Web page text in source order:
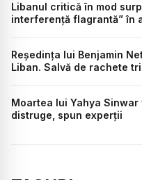
Libanul critică în mod
interferență flagrantă” în
Reședința lui Benjamin
Liban. Salvă de rachete
Moartea lui Yahya
distruge, spun experții